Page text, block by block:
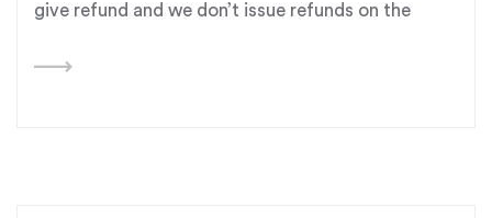
give refund and we don’t issue refunds on the